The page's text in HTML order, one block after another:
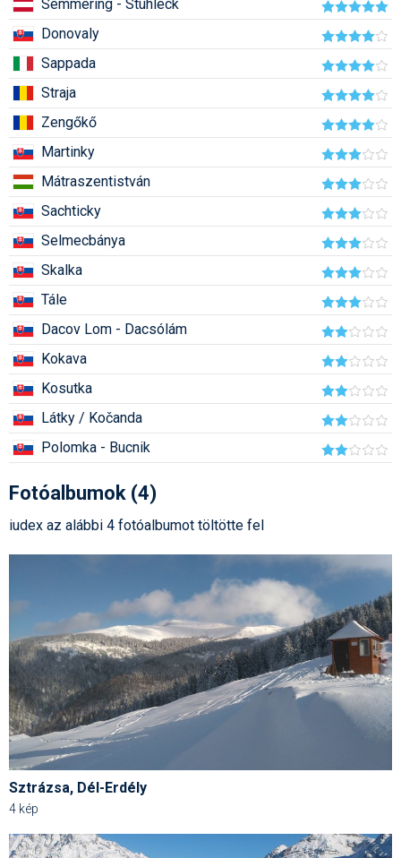
Humor
Hütte
Ingatlan
Interjúk
Játékok
Kerékpár
Korcsolya
Könyvajánló
Magazinok
Olvasnivaló
Pályázatok
Portálinfo
Rajzok
Síbérletárak
Síbörze
Sífelszerelés
Sífutás
Síléc
Símánia
Síoktatás
Síszerviz
Semmering - Stuhleck
Donovaly
Sappada
Straja
Zengőkő
Martinky
Mátraszentistván
Sachticky
Selmecbánya
Skalka
Tále
Dacov Lom - Dacsólám
Kokava
Kosutka
Látky / Kočanda
Polomka - Bucnik
Fotóalbumok (4)
iudex az alábbi 4 fotóalbumot töltötte fel
Sztrázsa, Dél-Erdély
4 kép